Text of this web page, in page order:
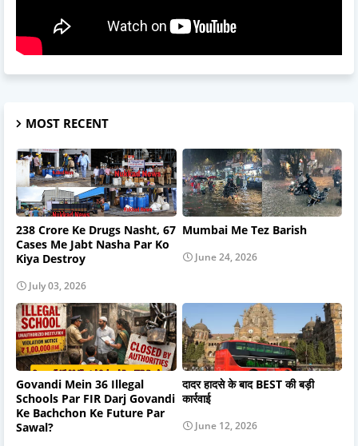
MOST RECENT
238 Crore Ke Drugs Nasht, 67
Cases Me Jabt Nasha Par Ko
Kiya Destroy
July 03, 2026
Mumbai Me Tez Barish
June 24, 2026
Govandi Mein 36 Illegal
Schools Par FIR Darj Govandi
Ke Bachchon Ke Future Par
Sawal?
दादर हादसे के बाद BEST की बड़ी
कार्रवाई
June 12, 2026